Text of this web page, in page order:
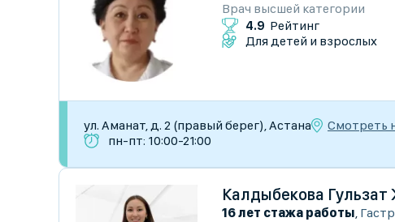
Врач высшей категории
4.9 Рейтинг
Для детей и взрослых
ул. Аманат, д. 2 (правый берег), Астана
Смотреть
пн-пт: 10:00-21:00
Калдыбекова
16 лет стажа работы,